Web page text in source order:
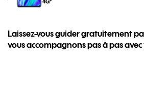
Laissez-vous guider gratuitement
vous accompagnons pas à pas